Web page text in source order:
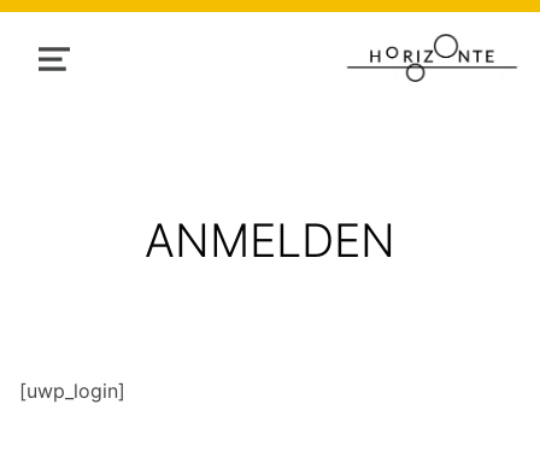
MENU
ANMELDEN
[uwp_login]
Skip back to main navigation